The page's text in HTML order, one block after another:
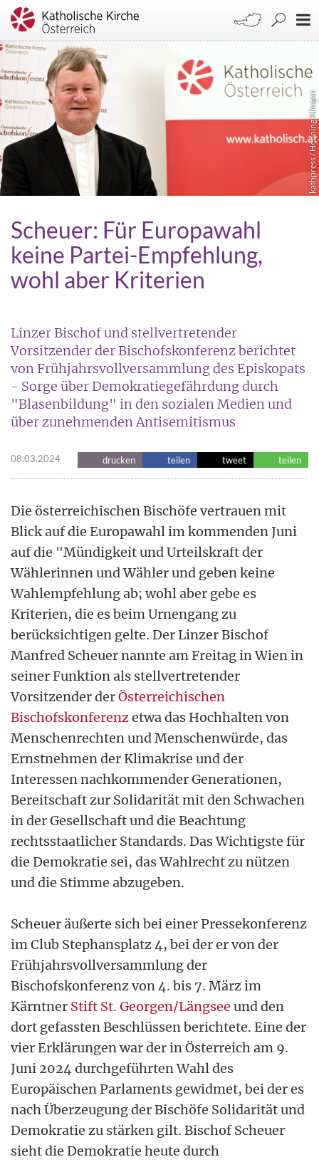
kathpress / Henning Klingen
Scheuer: Für Europawahl
keine Partei-Empfehlung,
wohl aber Kriterien
Linzer Bischof und stellvertretender
Vorsitzender der Bischofskonferenz berichtet
von Frühjahrsvollversammlung des Episkopats
- Sorge über Demokratiegefährdung durch
"Blasenbildung" in den sozialen Medien und
über zunehmenden Antisemitismus
08.03.2024 drucken teilen tweet teilen
Die österreichischen Bischöfe vertrauen mit
Blick auf die Europawahl im kommenden Juni
auf die "Mündigkeit und Urteilskraft der
Wählerinnen und Wähler und geben keine
Wahlempfehlung ab; wohl aber gebe es
Kriterien, die es beim Urnengang zu
berücksichtigen gelte. Der Linzer Bischof
Manfred Scheuer nannte am Freitag in Wien in
seiner Funktion als stellvertretender
Vorsitzender derÖsterreichischen
Bischofskonferenzetwa das Hochhalten von
Menschenrechten und Menschenwürde, das
Ernstnehmen der Klimakrise und der
Interessen nachkommender Generationen,
Bereitschaft zur Solidarität mit den Schwachen
in der Gesellschaft und die Beachtung
rechtsstaatlicher Standards. Das Wichtigste für
die Demokratie sei, das Wahlrecht zu nützen
und die Stimme abzugeben.
Scheuer äußerte sich bei einer Pressekonferenz
im Club Stephansplatz 4, bei der er von der
Frühjahrsvollversammlung der
Bischofskonferenz von 4. bis 7. März im
Kärntner Stift St. Georgen/Längsee und den
dort gefassten Beschlüssen berichtete. Eine der
vier Erklärungen war der in Österreich am 9.
Juni 2024 durchgeführten Wahl des
Europäischen Parlaments gewidmet, bei der es
nach Überzeugung der Bischöfe Solidarität und
Demokratie zu stärken gilt. Bischof Scheuer
sieht die Demokratie heute durch